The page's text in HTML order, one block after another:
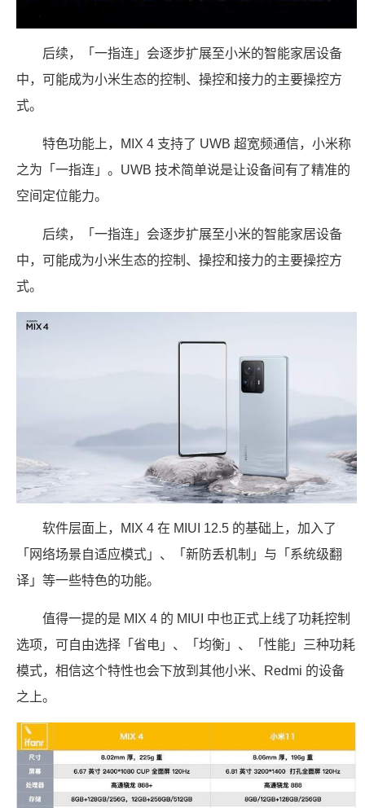
后续，「一指连」会逐步扩展至小米的智能家居设备
中，可能成为小米生态的控制、操控和接力的主要操控方
式。
特色功能上，MIX 4 支持了 UWB 超宽频通信，小米称
之为「一指连」。UWB 技术简单说是让设备间有了精准的
空间定位能力。
后续，「一指连」会逐步扩展至小米的智能家居设备
中，可能成为小米生态的控制、操控和接力的主要操控方
式。
软件层面上，MIX 4 在 MIUI 12.5 的基础上，加入了
「网络场景自适应模式」、「新防丢机制」与「系统级翻
译」等一些特色的功能。
值得一提的是 MIX 4 的 MIUI 中也正式上线了功耗控制
选项，可自由选择「省电」、「均衡」、「性能」三种功耗
模式，相信这个特性也会下放到其他小米、Redmi 的设备
之上。